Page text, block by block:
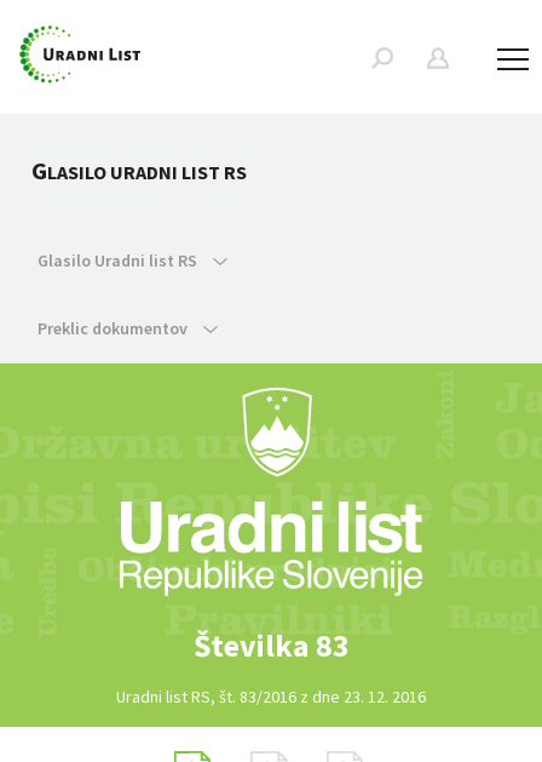
GLASILO URADNI LIST RS
Glasilo Uradni list RS
Preklic dokumentov
Številka 83
Uradni list RS, št. 83/2016 z dne 23. 12. 2016